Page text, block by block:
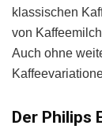
klassischen
von
Auch ohne
Der Philips